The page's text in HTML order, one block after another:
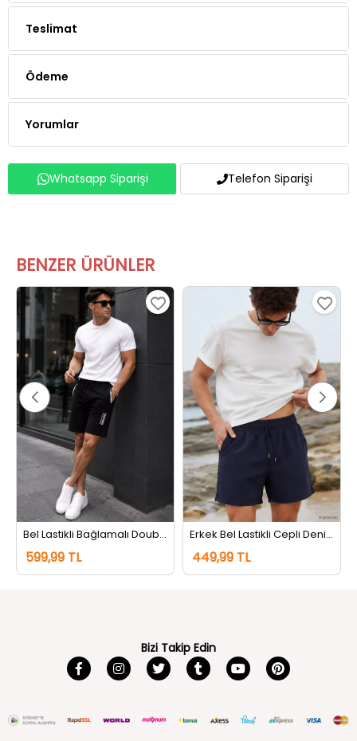
Teslimat
Ödeme
Yorumlar
Bel Lastikli Bağlamalı Doubleface Şort Siyah
599,99 TL
Erkek Bel Lastikli Cepli Deniz Şortu Lacivert
449,99 TL